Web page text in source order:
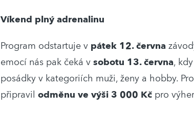
Víkend plný adrenalinu
Program odstartuje v pátek 12. června
emocí nás pak čeká vsobotu 13. června,
posádky v kategoriích muži, ženy a hobby.
připravilodměnu ve výši 3 000 Kč pro